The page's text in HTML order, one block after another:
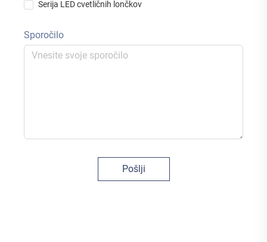
Serija LED cvetličnih lončkov
Sporočilo
Pošlji